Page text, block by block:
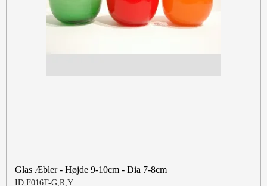
Glas Æbler - Højde 9-10cm - Dia 7-8cm
ID F016T-G,R,Y